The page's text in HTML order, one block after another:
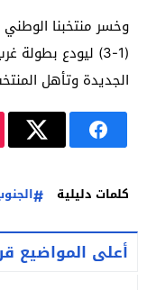
وخسر منتخبنا
(1-3) ليودع بطولة
الجديدة وتأهل
كلمات دليلية
أعلى المواضيع